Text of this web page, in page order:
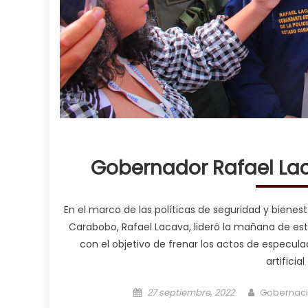
Gobernador Rafael
En el marco de las políticas de seguridad y
Carabobo, Rafael Lacava, lideró la mañana de
con el objetivo de frenar los actos de
artificial
Posted on
27 septiembre, 2022 Author